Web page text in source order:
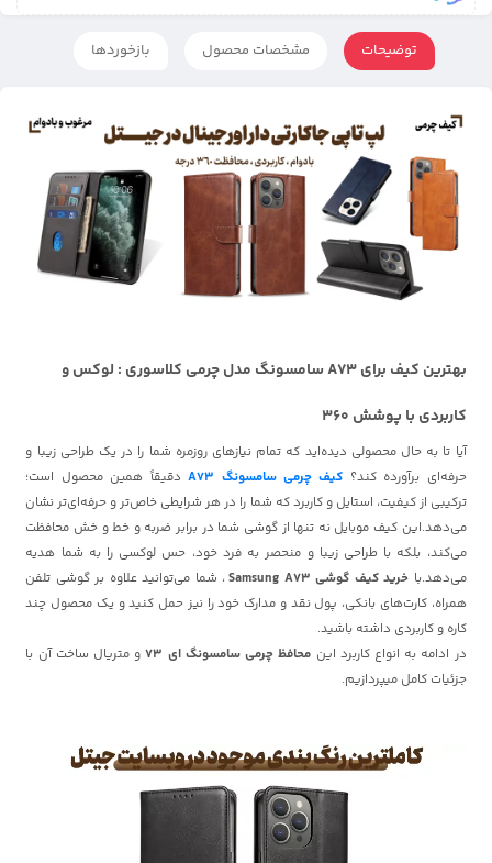
توضیحات مشخصات محصول بازخوردها
بهترین کیف برای A73 سامسونگ مدل چرمی کلاسوری : لوکس و
کاربردی با پوشش 360
آیا تا به حال محصولی دیده‌اید که تمام نیازهای روزمره شما را در یک طراحی زیبا و
حرفه‌ای برآورده کند؟ کیف چرمی سامسونگ A73
دقیقاً همین محصول است؛
ترکیبی از کیفیت، استایل و کاربرد که شما را در هر شرایطی خاص‌تر و حرفه‌ای‌تر نشان
می‌دهد.این کیف موبایل نه تنها از گوشی شما در برابر ضربه و خط و خش محافظت
می‌کند، بلکه با طراحی زیبا و منحصر به فرد خود، حس لوکسی را به شما هدیه
می‌دهد.با خرید کیف گوشی Samsung A73
، شما می‌توانید علاوه بر گوشی تلفن
همراه، کارت‌های بانکی، پول نقد و مدارک خود را نیز حمل کنید و یک محصول چند
کاره و کاربردی داشته باشید.
در ادامه به انواع کاربرد این محافظ چرمی سامسونگ ای 73
و متریال ساخت آن با
جزئیات کامل میپردازیم.